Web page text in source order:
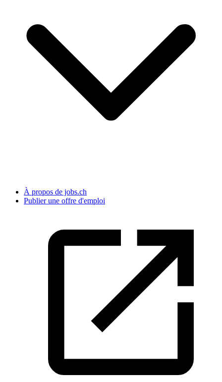
À propos de jobs.ch
Publier une offre d'emploi